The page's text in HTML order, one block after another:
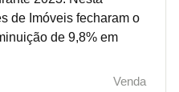
de Imóveis fecharam o
de 9,8% em
Venda